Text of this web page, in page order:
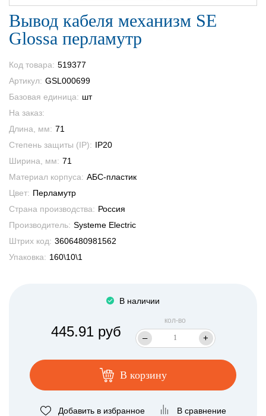
Вывод кабеля механизм SE
Glossa перламутр
Код товара: 519377
Артикул: GSL000699
Базовая единица: шт
На заказ:
Длина, мм: 71
Степень защиты (IP): IP20
Ширина, мм: 71
Материал корпуса: АБС-пластик
Цвет: Перламутр
Страна производства: Россия
Производитель: Systeme Electric
Штрих код: 3606480981562
Упаковка: 160\10\1
В наличии
445.91 руб
кол-во
– +
В корзину
Добавить в избранное В сравнение